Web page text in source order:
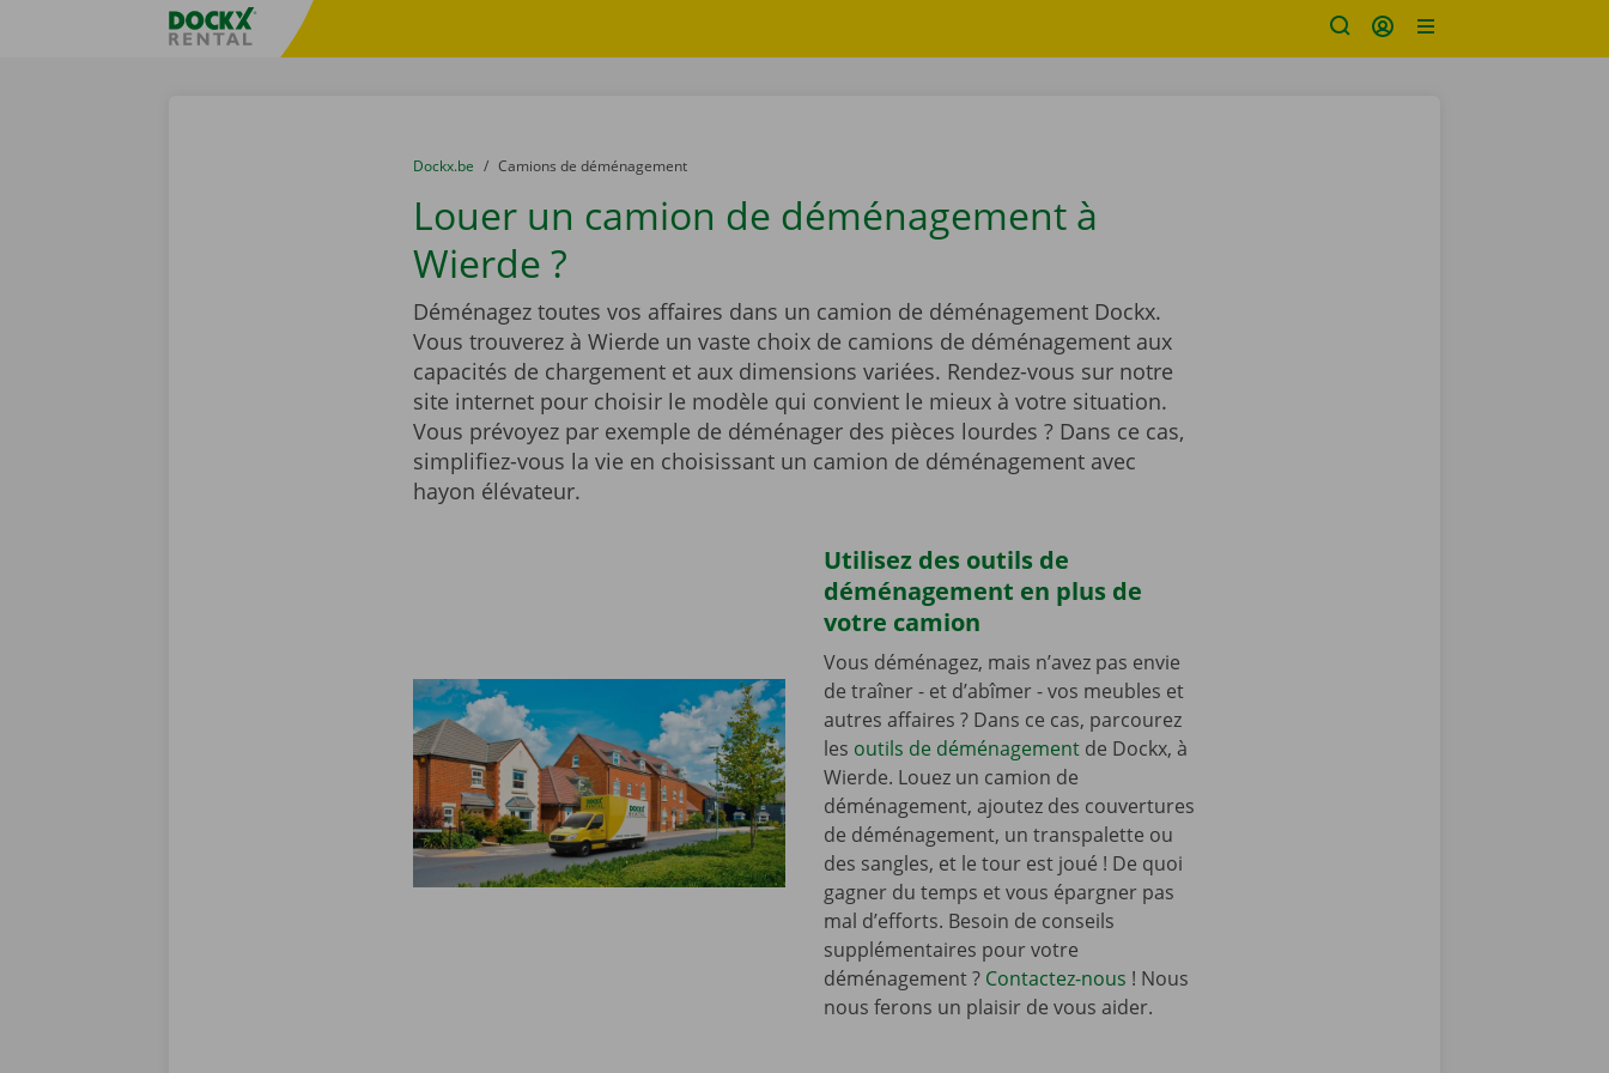
sitename
You are here:
du
Dockx.be to
Camions de déménagement
Louer un camion de déménagement à
Wierde ?
Déménagez toutes vos affaires dans un camion de déménagement Dockx.
Vous trouverez à Wierde un vaste choix de camions de déménagement aux
capacités de chargement et aux dimensions variées. Rendez-vous sur notre
site internet pour choisir le modèle qui convient le mieux à votre situation.
Vous prévoyez par exemple de déménager des pièces lourdes ? Dans ce cas,
simplifiez-vous la vie en choisissant un camion de déménagement avec
hayon élévateur.
Utilisez des outils de
déménagement en plus de
votre camion
Vous déménagez, mais n’avez pas envie
de traîner - et d’abîmer - vos meubles et
autres affaires ? Dans ce cas, parcourez
les outils de déménagementde Dockx, à
Wierde. Louez un camion de
déménagement, ajoutez des couvertures
de déménagement, un transpalette ou
des sangles, et le tour est joué ! De quoi
gagner du temps et vous épargner pas
mal d’efforts. Besoin de conseils
supplémentaires pour votre
déménagement ? Contactez-nous ! Nous
nous ferons un plaisir de vous aider.